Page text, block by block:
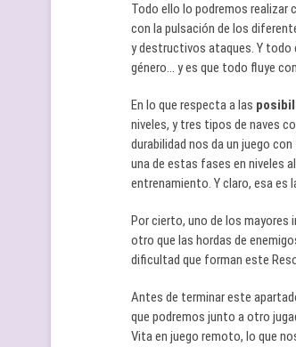
Todo ello lo podremos realizar
con la pulsación de los
y destructivos ataques. Y todo
género… y es que todo fluye
En lo que respecta a las
niveles, y tres tipos de naves
durabilidad nos da un juego
una de estas fases en niveles
entrenamiento. Y claro, esa es
Por cierto, uno de los mayores
otro que las hordas de
dificultad que forman este
Antes de terminar este
que podremos junto a otro
Vita en juego remoto, lo que